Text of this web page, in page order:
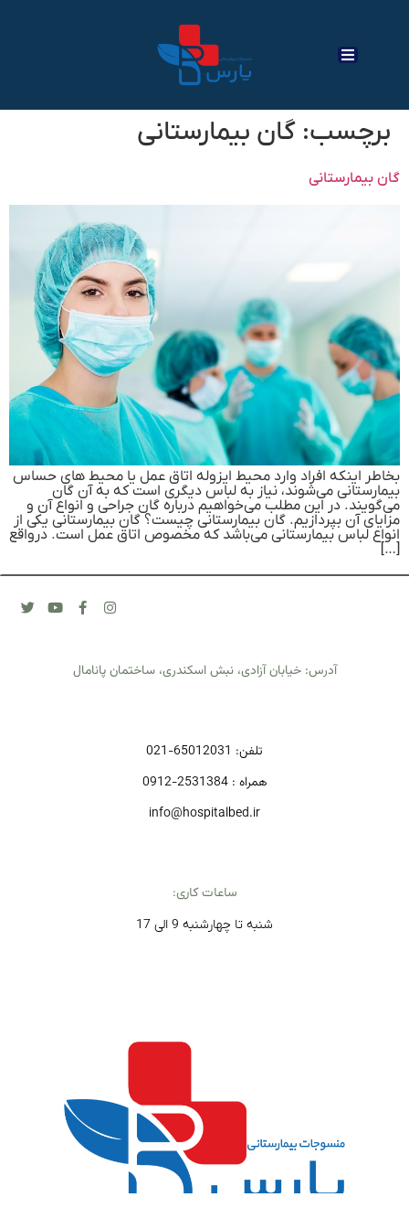
برچسب: گان بیمارستانی
گان بیمارستانی
بخاطر اینکه افراد وارد محیط ایزوله اتاق عمل یا محیط های حساس
بیمارستانی می‌شوند، نیاز به لباس دیگری است که به آن گان
می‌گویند. در این مطلب می‌خواهیم درباره گان جراحی و انواع آن و
مزایای آن بپردازیم. گان بیمارستانی چیست؟ گان بیمارستانی یکی از
انواع لباس بیمارستانی می‌باشد که مخصوص اتاق عمل است. درواقع
[…]
ساعات کاری:
شنبه تا چهارشنبه 9 الی 17
تلفن: 65012031-021
همراه : 2531384-0912
info@hospitalbed.ir
آدرس: خیابان آزادی، نبش اسکندری، ساختمان پانامال